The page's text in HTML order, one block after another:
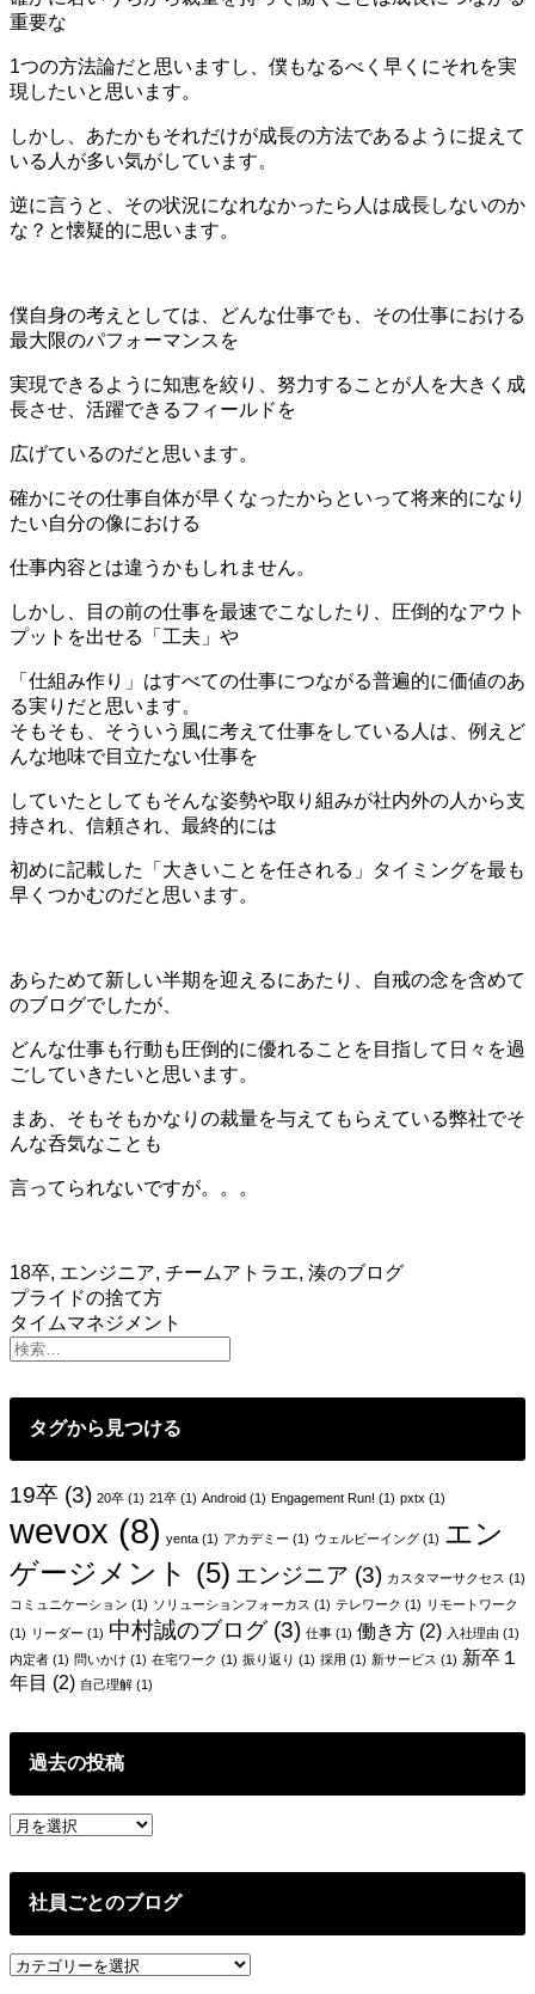
重要な
1つの方法論だと思いますし、僕もなるべく早くにそれを実
現したいと思います。
しかし、あたかもそれだけが成長の方法であるように捉えて
いる人が多い気がしています。
逆に言うと、その状況になれなかったら人は成長しないのか
な？と懐疑的に思います。
僕自身の考えとしては、どんな仕事でも、その仕事における
最大限のパフォーマンスを
実現できるように知恵を絞り、努力することが人を大きく成
長させ、活躍できるフィールドを
広げているのだと思います。
確かにその仕事自体が早くなったからといって将来的になり
たい自分の像における
仕事内容とは違うかもしれません。
しかし、目の前の仕事を最速でこなしたり、圧倒的なアウト
プットを出せる「工夫」や
「仕組み作り」はすべての仕事につながる普遍的に価値のあ
る実りだと思います。
そもそも、そういう風に考えて仕事をしている人は、例えど
んな地味で目立たない仕事を
していたとしてもそんな姿勢や取り組みが社内外の人から支
持され、信頼され、最終的には
初めに記載した「大きいことを任される」タイミングを最も
早くつかむのだと思います。
あらためて新しい半期を迎えるにあたり、自戒の念を含めて
のブログでしたが、
どんな仕事も行動も圧倒的に優れることを目指して日々を過
ごしていきたいと思います。
まあ、そもそもかなりの裁量を与えてもらえている弊社でそ
んな呑気なことも
言ってられないですが。。。
18卒, エンジニア, チームアトラエ, 湊のブログ
投
稿
ビ
ゲ
ー
シ
ョ
ン
プライドの捨て方
タイムマネジメント
タグから見つける
19卒 (3) 20卒 (1) 21卒 (1) Android (1) Engagement Run! (1) pxtx (1)
wevox (8) yenta (1) アカデミー (1) ウェルビーイング (1) エン
ゲージメント (5) エンジニア (3) カスタマーサクセス (1)
コミュニケーション (1) ソリューションフォーカス (1) テレワーク (1) リモートワーク
(1) リーダー (1) 中村誠のブログ(3) 仕事 (1) 働き方 (2) 入社理由 (1)
内定者 (1) 問いかけ (1) 在宅ワーク (1) 振り返り (1) 採用 (1) 新サービス (1) 新卒１
年目 (2) 自己理解 (1)
過去の投稿
過
の
社員ごとのブログ
社